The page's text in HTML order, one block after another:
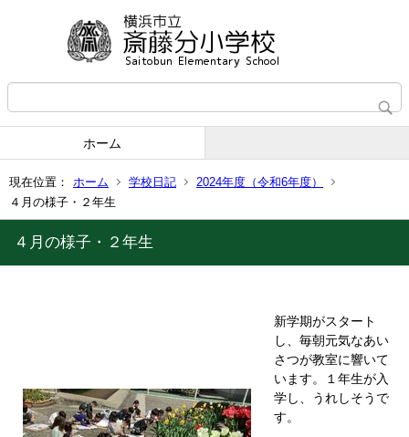
ホーム
現在位置： ホーム 学校日記
2024年度（令和6年度）
４月の様子・２年生
４月の様子・２年生
新学期がスタート
し、毎朝元気なあい
さつが教室に響いて
います。１年生が入
学し、うれしそうで
す。